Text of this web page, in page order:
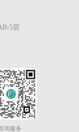
5层
询服务